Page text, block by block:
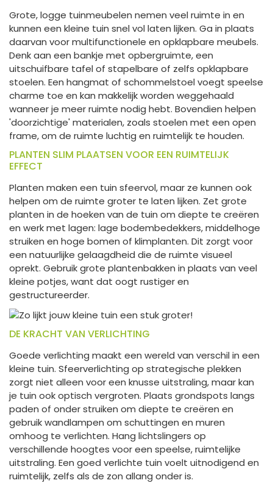
Grote, logge tuinmeubelen nemen veel ruimte in en
kunnen een kleine tuin snel vol laten lijken. Ga in plaats
daarvan voor multifunctionele en opklapbare meubels.
Denk aan een bankje met opbergruimte, een
uitschuifbare tafel of stapelbare of zelfs opklapbare
stoelen. Een hangmat of schommelstoel voegt speelse
charme toe en kan makkelijk worden weggehaald
wanneer je meer ruimte nodig hebt. Bovendien helpen
'doorzichtige' materialen, zoals stoelen met een open
frame, om de ruimte luchtig en ruimtelijk te houden.
PLANTEN SLIM PLAATSEN VOOR EEN RUIMTELIJK
EFFECT
Planten maken een tuin sfeervol, maar ze kunnen ook
helpen om de ruimte groter te laten lijken. Zet grote
planten in de hoeken van de tuin om diepte te creëren
en werk met lagen: lage bodembedekkers, middelhoge
struiken en hoge bomen of klimplanten. Dit zorgt voor
een natuurlijke gelaagdheid die de ruimte visueel
oprekt. Gebruik grote plantenbakken in plaats van veel
kleine potjes, want dat oogt rustiger en
gestructureerder.
DE KRACHT VAN VERLICHTING
Goede verlichting maakt een wereld van verschil in een
kleine tuin. Sfeerverlichting op strategische plekken
zorgt niet alleen voor een knusse uitstraling, maar kan
je tuin ook optisch vergroten. Plaats grondspots langs
paden of onder struiken om diepte te creëren en
gebruik wandlampen om schuttingen en muren
omhoog te verlichten. Hang lichtslingers op
verschillende hoogtes voor een speelse, ruimtelijke
uitstraling. Een goed verlichte tuin voelt uitnodigend en
ruimtelijk, zelfs als de zon allang onder is.